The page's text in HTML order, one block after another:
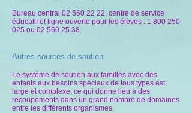
Bureau central 02 560 22 22, centre de service
éducatif et ligne ouverte pour les élèves : 1 800 250
025 ou 02 560 25 38.
Autres sources de soutien
Le système de soutien aux familles avec des
enfants aux besoins spéciaux de tous types est
large et complexe, ce qui donne lieu à des
recoupements dans un grand nombre de domaines
entre les différents organismes.